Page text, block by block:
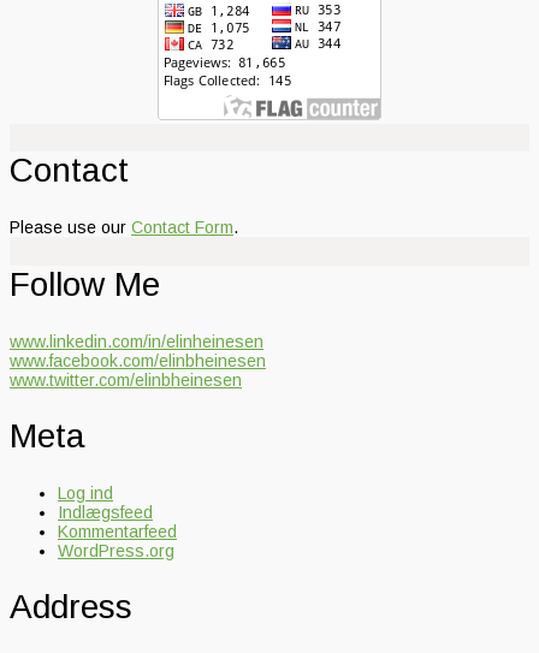
Contact
Please use our Contact Form.
Follow Me
www.linkedin.com/in/elinheinesen
www.facebook.com/elinbheinesen
www.twitter.com/elinbheinesen
Meta
Log ind
Indlægsfeed
Kommentarfeed
WordPress.org
Address